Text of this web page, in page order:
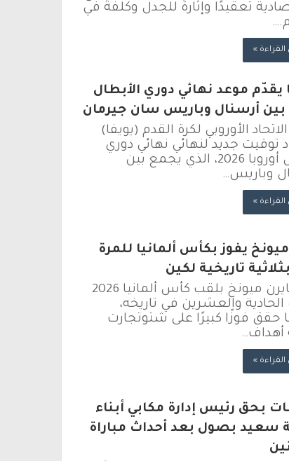
تعقيدًا وإثارةً للجدل وكلفةً في
»
يقدّم موعد نهائي دوري الأبطال
الأوروبي لكرة القدم (يويفا)
توقيت جديد لنهائي نهائي دوري
أبطال أوروبا 2026، الذي يجمع بين
وباريس…
»
ميونخ يفوز بكأس ألمانيا للمرة
تُوّج بايرن ميونخ بلقب كأس ألمانيا 2026
الحادية والعشرين في تاريخه،
حقق فوزًا كبيرًا على شتوتجارت
أهداف…
»
بحق رئيس إدارة مكابي أبناء
سعيد بصول بعد أحداث مباراة